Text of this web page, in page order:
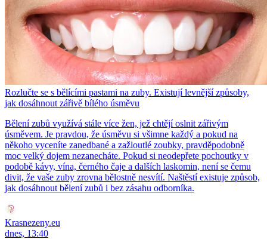
Rozlučte se s bělícími pastami na zuby. Existují levnější způsoby,
jak dosáhnout zářivě bílého úsměvu
Bělení zubů využívá stále více žen, jež chtějí oslnit zářivým
úsměvem. Je pravdou, že úsměvu si všimne každý a pokud na
někoho vyceníte zanedbané a zažloutlé zoubky, pravděpodobně
moc velký dojem nezanecháte. Pokud si neodepřete pochoutky v
podobě kávy, vína, černého čaje a dalších laskomin, není se čemu
divit, že vaše zuby zrovna bělostně nesvítí. Naštěstí existuje způsob,
jak dosáhnout bělení zubů i bez zásahu odborníka.
Krasnezeny.eu
dnes, 13:40